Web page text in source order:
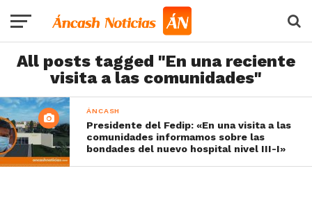
All posts tagged "En una reciente
visita a las comunidades"
ÁNCASH
Presidente del Fedip: «En una visita a las
comunidades informamos sobre las
bondades del nuevo hospital nivel III-I»